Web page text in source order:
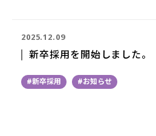
2025.12.09
新卒採用を開始しました。
#新卒採用 #お知らせ